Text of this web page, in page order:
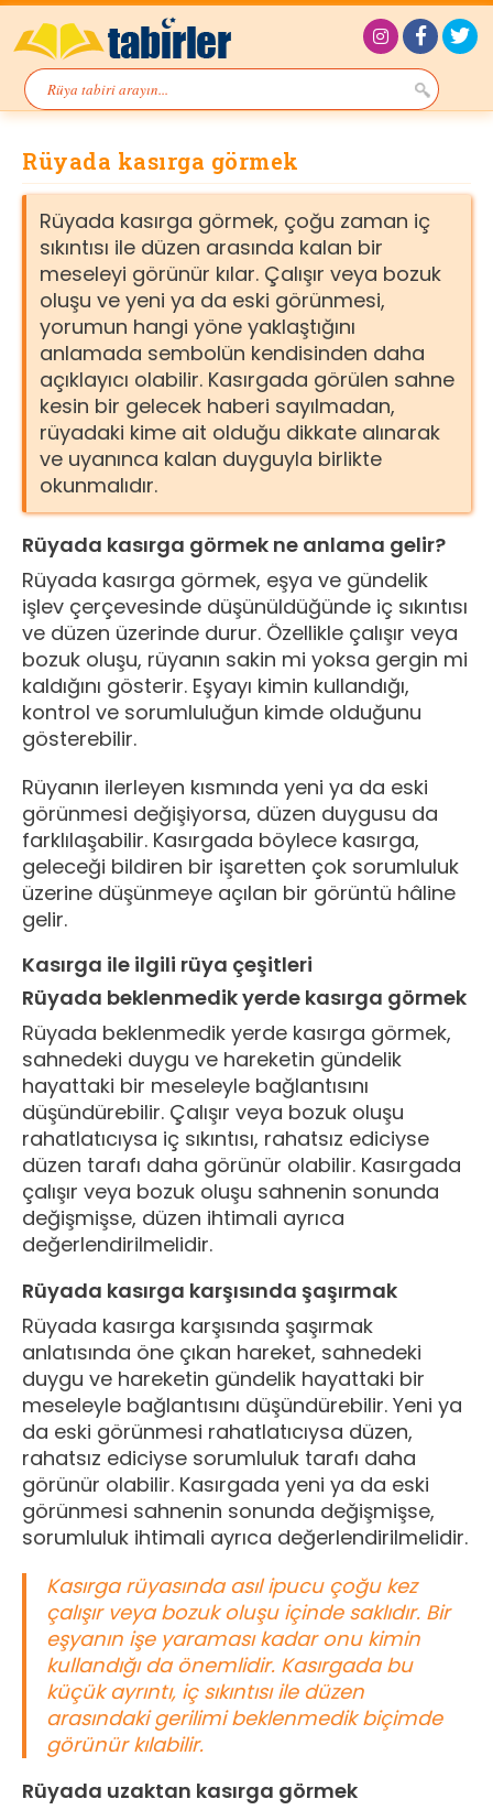
Rüyada kasırga görmek
Rüyada kasırga görmek, çoğu zaman iç
sıkıntısı ile düzen arasında kalan bir
meseleyi görünür kılar. Çalışır veya bozuk
oluşu ve yeni ya da eski görünmesi,
yorumun hangi yöne yaklaştığını
anlamada sembolün kendisinden daha
açıklayıcı olabilir. Kasırgada görülen sahne
kesin bir gelecek haberi sayılmadan,
rüyadaki kime ait olduğu dikkate alınarak
ve uyanınca kalan duyguyla birlikte
okunmalıdır.
Rüyada kasırga görmek ne anlama gelir?
Rüyada kasırga görmek, eşya ve gündelik
işlev çerçevesinde düşünüldüğünde iç sıkıntısı
ve düzen üzerinde durur. Özellikle çalışır veya
bozuk oluşu, rüyanın sakin mi yoksa gergin mi
kaldığını gösterir. Eşyayı kimin kullandığı,
kontrol ve sorumluluğun kimde olduğunu
gösterebilir.
Rüyanın ilerleyen kısmında yeni ya da eski
görünmesi değişiyorsa, düzen duygusu da
farklılaşabilir. Kasırgada böylece kasırga,
geleceği bildiren bir işaretten çok sorumluluk
üzerine düşünmeye açılan bir görüntü hâline
gelir.
Kasırga ile ilgili rüya çeşitleri
Rüyada beklenmedik yerde kasırga görmek
Rüyada beklenmedik yerde kasırga görmek,
sahnedeki duygu ve hareketin gündelik
hayattaki bir meseleyle bağlantısını
düşündürebilir. Çalışır veya bozuk oluşu
rahatlatıcıysa iç sıkıntısı, rahatsız ediciyse
düzen tarafı daha görünür olabilir. Kasırgada
çalışır veya bozuk oluşu sahnenin sonunda
değişmişse, düzen ihtimali ayrıca
değerlendirilmelidir.
Rüyada kasırga karşısında şaşırmak
Rüyada kasırga karşısında şaşırmak
anlatısında öne çıkan hareket, sahnedeki
duygu ve hareketin gündelik hayattaki bir
meseleyle bağlantısını düşündürebilir. Yeni ya
da eski görünmesi rahatlatıcıysa düzen,
rahatsız ediciyse sorumluluk tarafı daha
görünür olabilir. Kasırgada yeni ya da eski
görünmesi sahnenin sonunda değişmişse,
sorumluluk ihtimali ayrıca değerlendirilmelidir.
Kasırga rüyasında asıl ipucu çoğu kez
çalışır veya bozuk oluşu içinde saklıdır. Bir
eşyanın işe yaraması kadar onu kimin
kullandığı da önemlidir. Kasırgada bu
küçük ayrıntı, iç sıkıntısı ile düzen
arasındaki gerilimi beklenmedik biçimde
görünür kılabilir.
Rüyada uzaktan kasırga görmek